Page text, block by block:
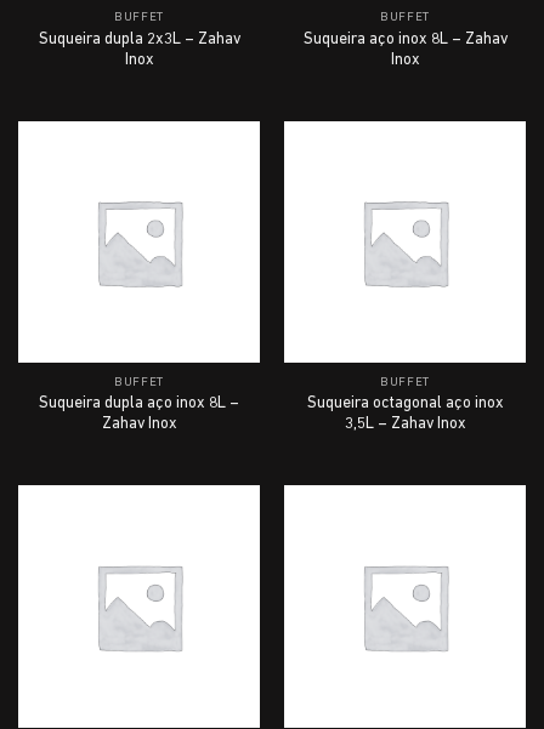
BUFFET
Suqueira dupla 2x3L – Zahav
Inox
BUFFET
Suqueira aço inox 8L – Zahav
Inox
BUFFET
Suqueira dupla aço inox 8L –
Zahav Inox
BUFFET
Suqueira octagonal aço inox
3,5L – Zahav Inox